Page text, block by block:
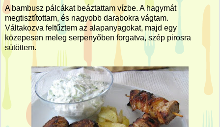
A bambusz pálcákat beáztattam vízbe. A hagymát
megtisztítottam, és nagyobb darabokra vágtam.
Váltakozva feltűztem az alapanyagokat, majd egy
közepesen meleg serpenyőben forgatva, szép pirosra
sütöttem.